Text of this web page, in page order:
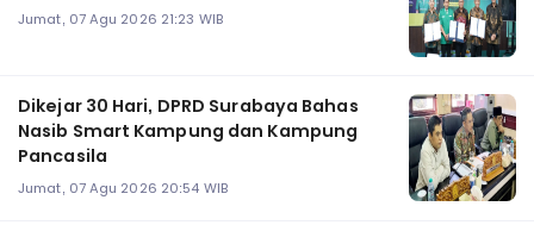
Jumat, 07 Agu 2026 21:23 WIB
Dikejar 30 Hari, DPRD Surabaya Bahas
Nasib Smart Kampung dan Kampung
Pancasila
Jumat, 07 Agu 2026 20:54 WIB